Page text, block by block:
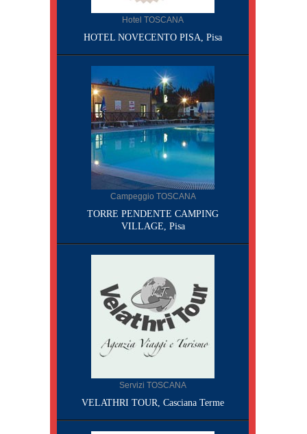
Hotel TOSCANA
HOTEL NOVECENTO PISA, Pisa
Campeggio TOSCANA
TORRE PENDENTE CAMPING
VILLAGE, Pisa
Servizi TOSCANA
VELATHRI TOUR, Casciana Terme